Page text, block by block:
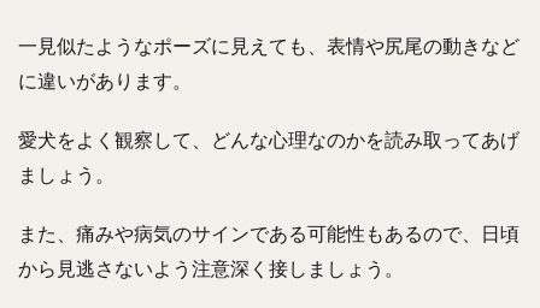
一見似たようなポーズに見えても、表情や尻尾の動きなど
に違いがあります。
愛犬をよく観察して、どんな心理なのかを読み取ってあげ
ましょう。
また、痛みや病気のサインである可能性もあるので、日頃
から見逃さないよう注意深く接しましょう。